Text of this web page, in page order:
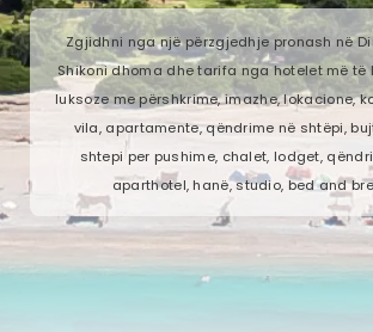
Zgjidhni nga një përzgjedhje pronash në
Shikoni dhoma dhe tarifa nga hotelet më të
luksoze me përshkrime, imazhe, lokacione,
vila, apartamente, qëndrime në shtëpi,
shtepi per pushime, chalet, lodget,
aparthotel, hanë, studio, bed and